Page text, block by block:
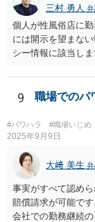
三村 勇人
個人が性風俗店に
には開示を望まな
シー情報に該当し
われます。
9 職場でのパ
#パワハラ #職場いじめ
2025年9月9日
大﨑 美生
事実がすべて認め
賠償請求が可能で
会社での勤務継続